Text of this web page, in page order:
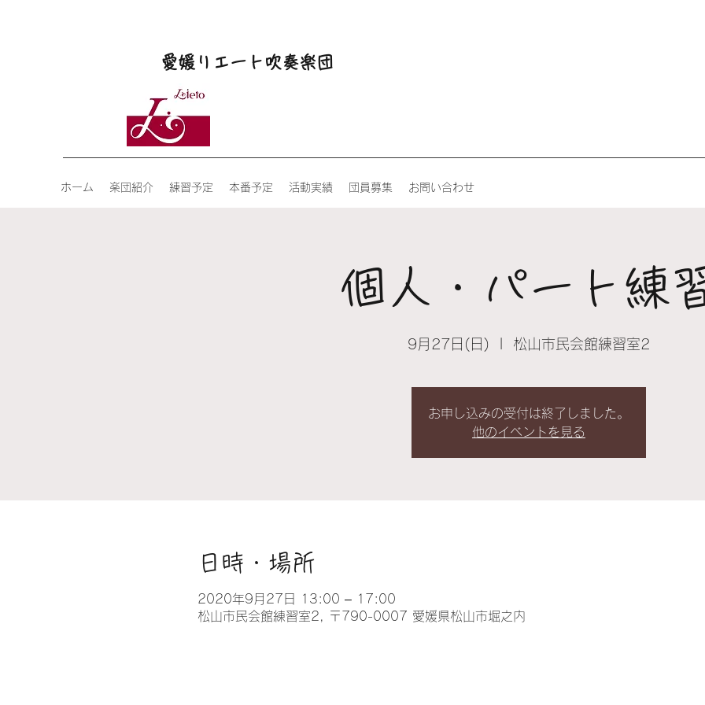
愛媛リエート吹奏楽団
ホーム 楽団紹介 練習予定 本番予定 活動実績 団員募集 お問い合わせ
個人・パート練
9月27日(日) 松山市民会館練習室2
お申し込みの受付は終了しました。
他のイベントを見る
日時・場所
2020年9月27日 13:00 – 17:00
松山市民会館練習室2, 〒790-0007 愛媛県松山市堀之内